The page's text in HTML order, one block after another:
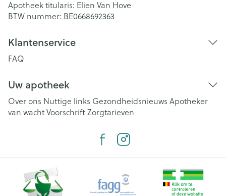
Apotheek titularis: Elien Van Hove
BTW nummer: BE0668692363
Klantenservice
FAQ
Uw apotheek
Over ons Nuttige links Gezondheidsnieuws Apotheker
van wachtVoorschriftZorgtarieven